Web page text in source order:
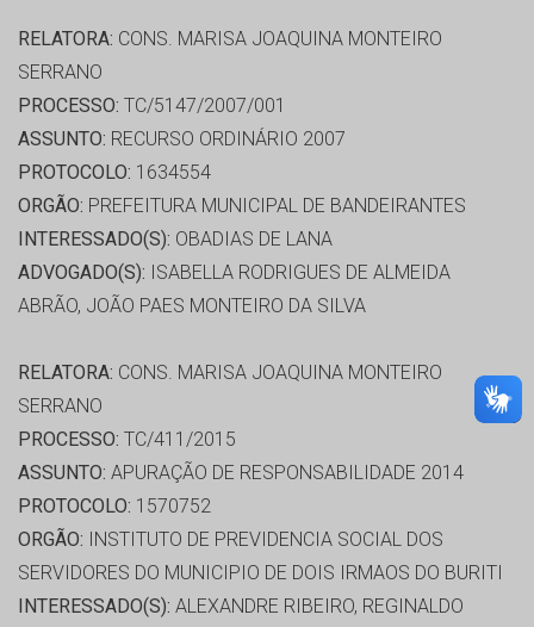
RELATORA: CONS. MARISA JOAQUINA MONTEIRO
SERRANO
PROCESSO: TC/5147/2007/001
ASSUNTO: RECURSO ORDINÁRIO 2007
PROTOCOLO: 1634554
ORGÃO: PREFEITURA MUNICIPAL DE BANDEIRANTES
INTERESSADO(S): OBADIAS DE LANA
ADVOGADO(S): ISABELLA RODRIGUES DE ALMEIDA
ABRÃO, JOÃO PAES MONTEIRO DA SILVA
RELATORA: CONS. MARISA JOAQUINA MONTEIRO
SERRANO
PROCESSO: TC/411/2015
ASSUNTO: APURAÇÃO DE RESPONSABILIDADE 2014
PROTOCOLO: 1570752
ORGÃO: INSTITUTO DE PREVIDENCIA SOCIAL DOS
SERVIDORES DO MUNICIPIO DE DOIS IRMAOS DO BURITI
INTERESSADO(S): ALEXANDRE RIBEIRO, REGINALDO